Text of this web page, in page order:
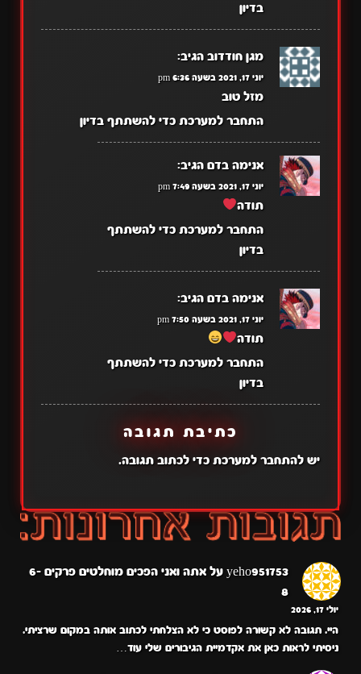
בדיון
מגן חודדוב הגיב:
יוני 17, 2021 בשעה 6:36 pm
מזל טוב
התחבר למערכת כדי להשתתף בדיון
אנימה בדם הגיב:
יוני 17, 2021 בשעה 7:49 pm
תודה
התחבר למערכת כדי להשתתף
בדיון
אנימה בדם הגיב:
יוני 17, 2021 בשעה 7:50 pm
תודה
התחבר למערכת כדי להשתתף
בדיון
כתיבת תגובה
יש להתחבר למערכתכדי לכתוב תגובה.
yeho951753 על
אתה ואני הפכים מוחלטים פרקים 6-
8
יולי 17, 2026
היי. תגובה לא קשורה לפוסט כי לא הצלחתי לכתוב אותה במקום שרציתי.
ניסיתי לראות כאן את אקדמיית הגיבורים שלי עוד…